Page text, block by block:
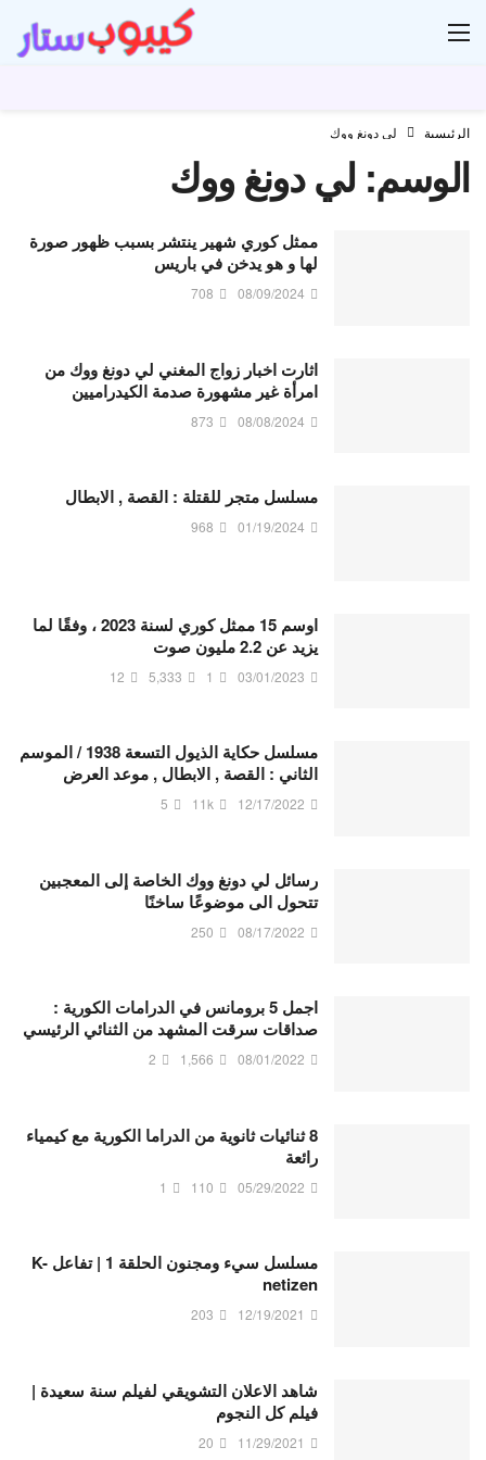
الرئيسية لي دونغ ووك
الوسم: لي دونغ ووك
ممثل كوري شهير ينتشر بسبب ظهور صورة
لها و هو يدخن في باريس
08/09/2024
708
اثارت اخبار زواج المغني لي دونغ ووك من
امرأة غير مشهورة صدمة الكيدراميين
08/08/2024
873
مسلسل متجر للقتلة : القصة , الابطال
01/19/2024
968
اوسم 15 ممثل كوري لسنة 2023 ، وفقًا لما
يزيد عن 2.2 مليون صوت
03/01/2023
1
5,333
12
مسلسل حكاية الذيول التسعة 1938 / الموسم
الثاني : القصة , الابطال , موعد العرض
12/17/2022
11k
5
رسائل لي دونغ ووك الخاصة إلى المعجبين
تتحول الى موضوعًا ساخنًا
08/17/2022
250
اجمل 5 برومانس في الدرامات الكورية :
صداقات سرقت المشهد من الثنائي الرئيسي
08/01/2022
1,566
2
8 ثنائيات ثانوية من الدراما الكورية مع كيمياء
رائعة
05/29/2022
110
1
مسلسل سيء ومجنون الحلقة 1 | تفاعل K-
netizen
12/19/2021
203
شاهد الاعلان التشويقي لفيلم سنة سعيدة |
فيلم كل النجوم
11/29/2021
20